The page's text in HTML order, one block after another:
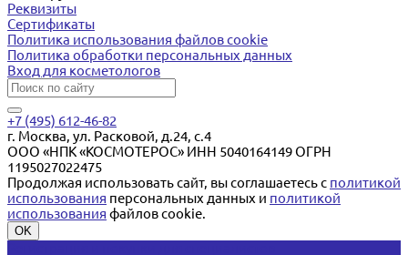
Реквизиты
Сертификаты
Политика использования файлов cookie
Политика обработки персональных данных
Вход для косметологов
+7 (495) 612-46-82
г. Москва, ул. Расковой, д.24, с.4
ООО «НПК «КОСМОТЕРОС» ИНН 5040164149 ОГРН
1195027022475
Продолжая использовать сайт, вы соглашаетесь с политикой
использования персональных данных и политикой
использования файлов cookie.
OK